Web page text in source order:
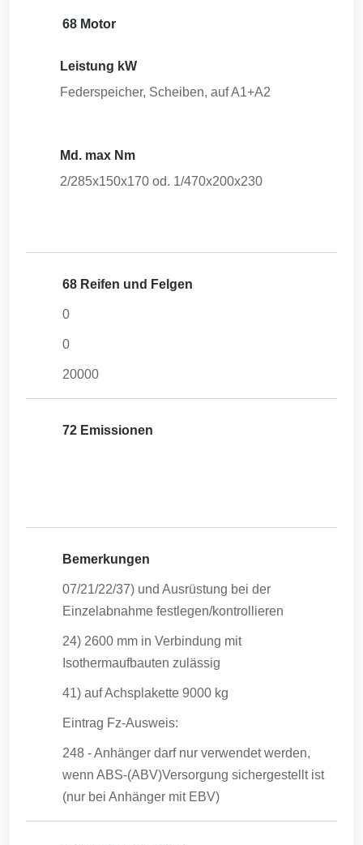
68 Motor
Leistung kW
Federspeicher, Scheiben, auf A1+A2
Md. max Nm
2/285x150x170 od. 1/470x200x230
68 Reifen und Felgen
0
0
20000
72 Emissionen
Bemerkungen
07/21/22/37) und Ausrüstung bei der
Einzelabnahme festlegen/kontrollieren
24) 2600 mm in Verbindung mit
Isothermaufbauten zulässig
41) auf Achsplakette 9000 kg
Eintrag Fz-Ausweis:
248 - Anhänger darf nur verwendet werden,
wenn ABS-(ABV)Versorgung sichergestellt ist
(nur bei Anhänger mit EBV)